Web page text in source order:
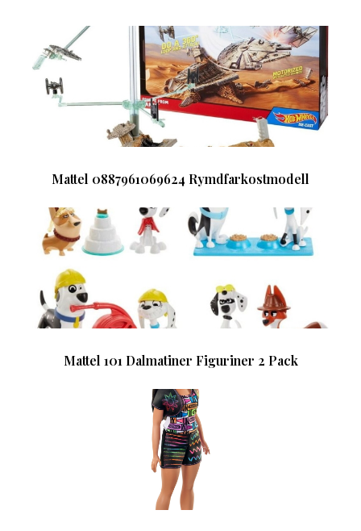
Mattel 0887961069624 Rymdfarkostmodell
Mattel 101 Dalmatiner Figuriner 2 Pack